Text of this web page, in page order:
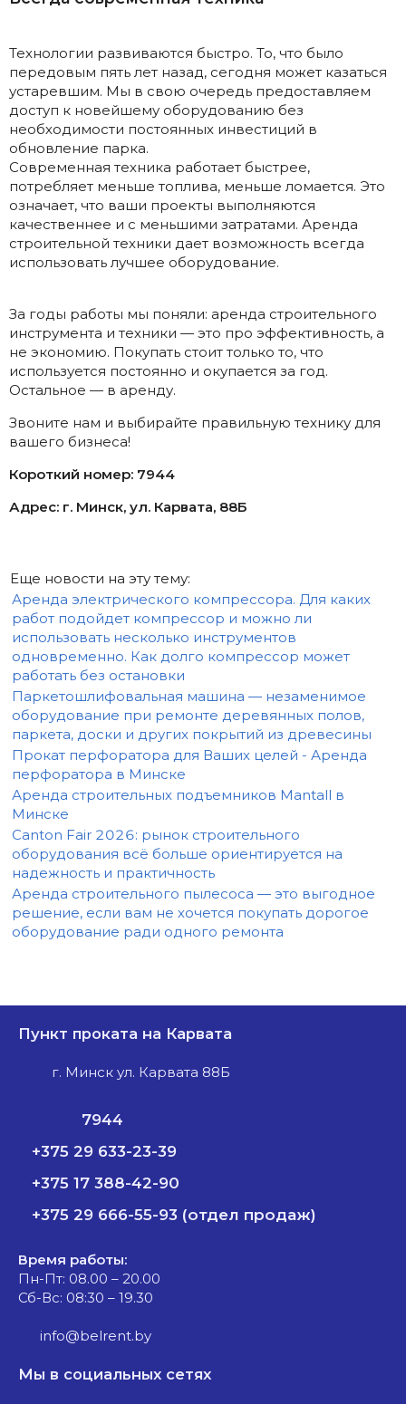
Технологии развиваются быстро. То, что было
передовым пять лет назад, сегодня может казаться
устаревшим. Мы в свою очередь предоставляем
доступ к новейшему оборудованию без
необходимости постоянных инвестиций в
обновление парка.
Современная техника работает быстрее,
потребляет меньше топлива, меньше ломается. Это
означает, что ваши проекты выполняются
качественнее и с меньшими затратами. Аренда
строительной техники дает возможность всегда
использовать лучшее оборудование.
За годы работы мы поняли: аренда строительного
инструмента и техники — это про эффективность, а
не экономию. Покупать стоит только то, что
используется постоянно и окупается за год.
Остальное — в аренду.
Звоните нам и выбирайте правильную технику для
вашего бизнеса!
Короткий номер: 7944
Адрес: г. Минск, ул. Карвата, 88Б
Еще новости на эту тему:
Аренда электрического компрессора. Для каких
работ подойдет компрессор и можно ли
использовать несколько инструментов
одновременно. Как долго компрессор может
работать без остановки
Паркетошлифовальная машина — незаменимое
оборудование при ремонте деревянных полов,
паркета, доски и других покрытий из древесины
Прокат перфоратора для Ваших целей - Аренда
перфоратора в Минске
Аренда строительных подъемников Mantall в
Минске
Canton Fair 2026: рынок строительного
оборудования всё больше ориентируется на
надежность и практичность
Аренда строительного пылесоса — это выгодное
решение, если вам не хочется покупать дорогое
оборудование ради одного ремонта
Пункт проката на Карвата
г. Минск ул. Карвата 88Б
7944
+375 29 633-23-39
+375 17 388-42-90
+375 29 666-55-93 (отдел продаж)
Время работы:
Пн-Пт: 08.00 – 20.00
Сб-Вс: 08:30 – 19.30
info@belrent.by
Мы в социальных сетях